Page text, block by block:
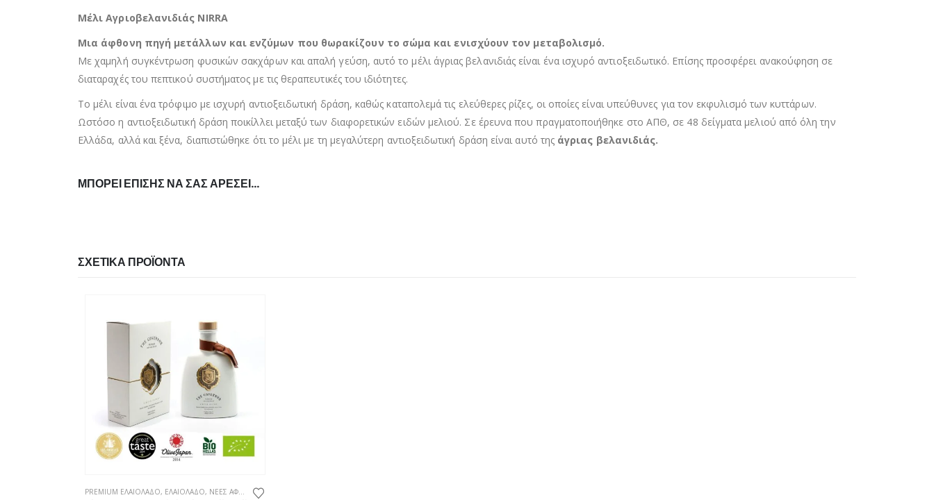
Μέλι Αγριοβελανιδιάς NIRRA
Μια άφθονη πηγή μετάλλων και ενζύμων που θωρακίζουν το σώμα και ενισχύουν τον μεταβολισμό.
Με χαμηλή συγκέντρωση φυσικών σακχάρων και απαλή γεύση, αυτό το μέλι άγριας βελανιδιάς είναι ένα ισχυρό αντιοξειδωτικό. Επίσης προσφέρει ανακούφηση σε
διαταραχές του πεπτικού συστήματος με τις θεραπευτικές του ιδιότητες.
Το μέλι είναι ένα τρόφιμο με ισχυρή αντιοξειδωτική δράση, καθώς καταπολεμά τις ελεύθερες ρίζες, οι οποίες είναι υπεύθυνες για τον εκφυλισμό των κυττάρων.
Ωστόσο η αντιοξειδωτική δράση ποικίλλει μεταξύ των διαφορετικών ειδών μελιού. Σε έρευνα που πραγματοποιήθηκε στο ΑΠΘ, σε 48 δείγματα μελιού από όλη την
Ελλάδα, αλλά και ξένα, διαπιστώθηκε ότι το μέλι με τη μεγαλύτερη αντιοξειδωτική δράση είναι αυτό της άγριας βελανιδιάς.
ΜΠΟΡΕΊ ΕΠΊΣΗΣ ΝΑ ΣΑΣ ΑΡΈΣΕΙ…
ΣΧΕΤΙΚΆ ΠΡΟΪΌΝΤΑ
PREMIUM ΕΛΑΙΟΛΑΔΟ,ΕΛΑΙΟΛΑΔΟ,ΝΕΕΣ ΑΦΙΞΕΙΣ